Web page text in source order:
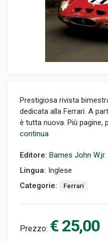
Prestigiosa rivista
dedicata alla Ferrari. A
è tutta nuova. Più pagine,
continua
Editore: Barnes John W.jr.
Lingua: Inglese
Categorie:
Ferrari
Prezzo: € 25,00